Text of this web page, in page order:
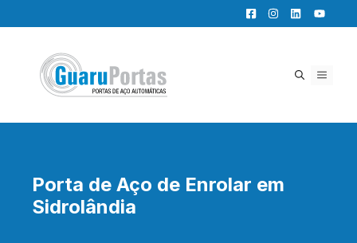
para
conteúdo
MENU
Porta de Aço de Enrolar em
Sidrolândia